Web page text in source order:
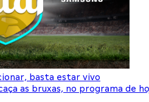
basta estar vivo
as bruxas, no programa de